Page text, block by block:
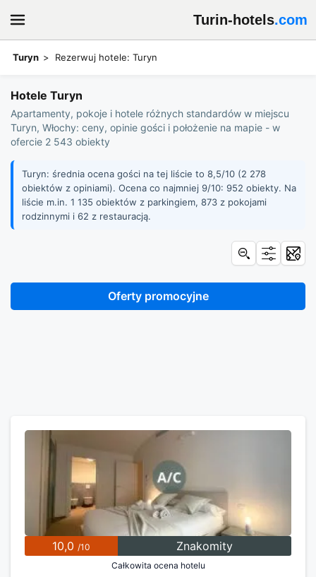
Turin-hotels.com
Turyn Rezerwuj hotele: Turyn
Hotele Turyn
Apartamenty, pokoje i hotele różnych standardów w miejscu
Turyn, Włochy: ceny, opinie gości i położenie na mapie - w
ofercie 2 543 obiekty
Turyn: średnia ocena gości na tej liście to 8,5/10 (2 278
obiektów z opiniami). Ocena co najmniej 9/10: 952 obiekty. Na
liście m.in. 1 135 obiektów z parkingiem, 873 z pokojami
rodzinnymi i 62 z restauracją.
10,0 /10 Znakomity
Całkowita ocena hotelu
Oferty promocyjne